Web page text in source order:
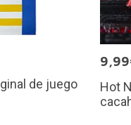
de juego
Hot